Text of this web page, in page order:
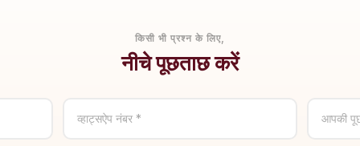
किसी भी प्रश्न के लिए,
नीचे पूछताछ करें
व्हाट्सऐप नंबर * आपकी